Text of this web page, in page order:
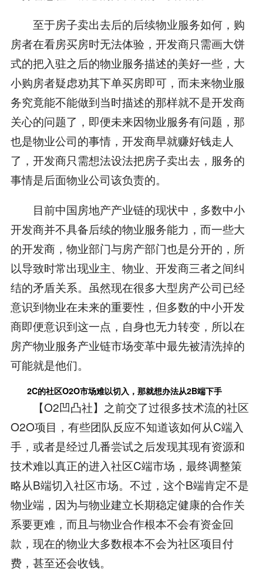
至于房子卖出去后的后续物业服务如何，购
房者在看房买房时无法体验，开发商只需画大饼
式的把入驻之后的物业服务描述的美好一些，大
小购房者疑虑劝其下单买房即可，而未来物业服
务究竟能不能做到当时描述的那样就不是开发商
关心的问题了，即便未来因物业服务有问题，那
也是物业公司的事情，开发商早就赚好钱走人
了，开发商只需想法设法把房子卖出去，服务的
事情是后面物业公司该负责的。
目前中国房地产产业链的现状中，多数中小
开发商并不具备后续的物业服务能力，而一些大
的开发商，物业部门与房产部门也是分开的，所
以导致时常出现业主、物业、开发商三者之间纠
结的矛盾关系。虽然现在很多大型房产公司已经
意识到物业在未来的重要性，但多数的中小开发
商即便意识到这一点，自身也无力转变，所以在
房产物业服务产业链市场变革中最先被清洗掉的
可能就是他们。
2C的社区O2O市场难以切入，那就想办法从2B端下手
【O2凹凸社】之前交了过很多技术流的社区
O2O项目，有些团队反应不知道该如何从C端入
手，或者是经过几番尝试之后发现其现有资源和
技术难以真正的进入社区C端市场，最终调整策
略从B端切入社区市场。不过，这个B端肯定不是
物业端，因为与物业建立长期稳定健康的合作关
系要更难，而且与物业合作根本不会有资金回
款，现在的物业大多数根本不会为社区项目付
费，甚至还会收钱。